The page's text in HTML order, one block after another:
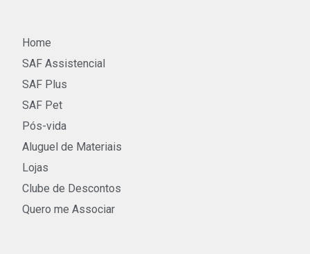
Home
SAF Assistencial
SAF Plus
SAF Pet
Pós-vida
Aluguel de Materiais
Lojas
Clube de Descontos
Quero me Associar